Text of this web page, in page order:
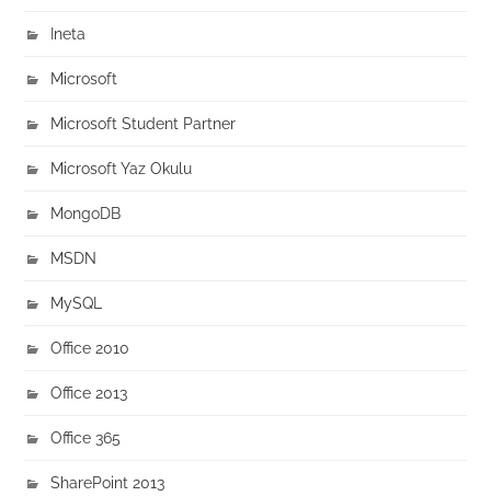
Ineta
Microsoft
Microsoft Student Partner
Microsoft Yaz Okulu
MongoDB
MSDN
MySQL
Office 2010
Office 2013
Office 365
SharePoint 2013